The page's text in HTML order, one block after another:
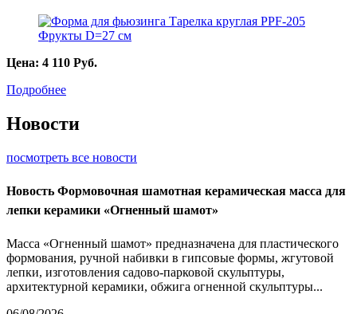
Цена: 4 110 Руб.
Подробнее
Новости
посмотреть все новости
Новость Формовочная шамотная керамическая масса для
лепки керамики «Огненный шамот»
Масса «Огненный шамот» предназначена для пластического
формования, ручной набивки в гипсовые формы, жгутовой
лепки, изготовления садово-парковой скульптуры,
архитектурной керамики, обжига огненной скульптуры...